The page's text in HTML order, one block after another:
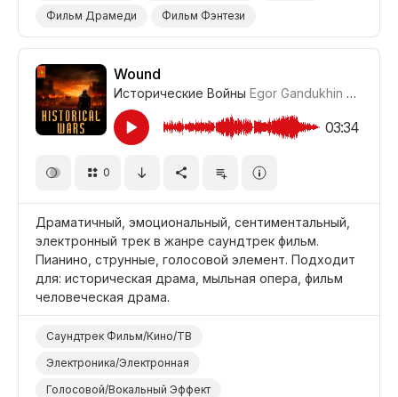
Фильм Драмеди
Фильм Фэнтези
Фильм Романтическая Комедия
Фильм Романтика
Фильм АнимацияWound
Исторические Войны Egor Gandukhin
03:34
0
Драматичный, эмоциональный, сентиментальный,
электронный трек в жанре саундтрек фильм.
Пианино, струнные, голосовой элемент. Подходит
для: историческая драма, мыльная опера, фильм
человеческая драма.
Саундтрек Фильм/Кино/ТВ
Электроника/Электронная
Голосовой/Вокальный Эффект